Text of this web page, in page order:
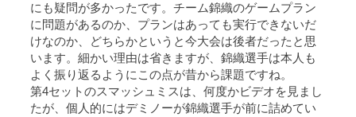
にも疑問が多かったです。チーム錦織のゲームプラン
に問題があるのか、プランはあっても実行できないだ
けなのか、どちらかというと今大会は後者だったと思
います。細かい理由は省きますが、錦織選手は本人も
よく振り返るようにこの点が昔から課題ですね。
第4セットのスマッシュミスは、何度かビデオを見まし
たが、個人的にはデミノーが錦織選手が前に詰めてい